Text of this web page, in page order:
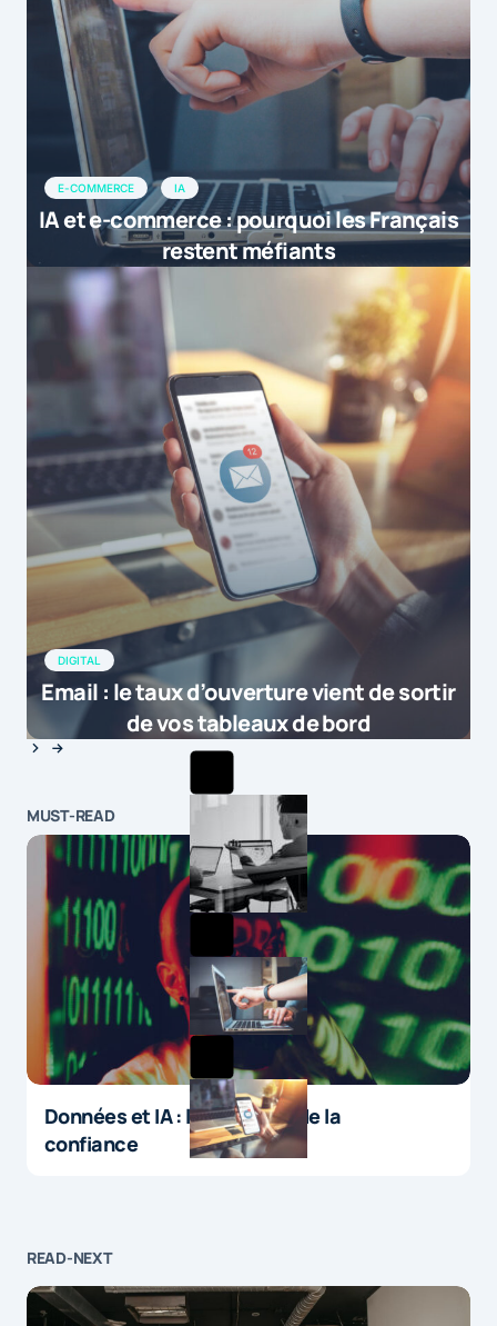
E-COMMERCE IA
IA et e-commerce : pourquoi les Français
restent méfiants
DIGITAL
Email : le taux d’ouverture vient de sortir
de vos tableaux de bord
MUST-READ
Données et IA : le paradoxe de la
confiance
READ-NEXT